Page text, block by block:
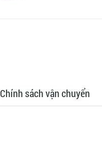
Chính sách vận chuyển